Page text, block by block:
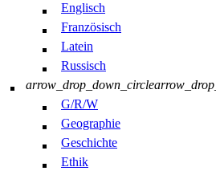
Englisch
Französisch
Latein
Russisch
arrow_drop_down_circle
G/R/W
Geographie
Geschichte
Ethik